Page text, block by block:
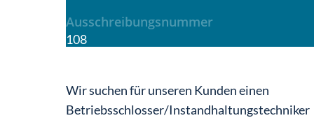
Ausschreibungsnummer
108
Wir suchen für unseren Kunden einen
Betriebsschlosser/Instandhaltungstechniker